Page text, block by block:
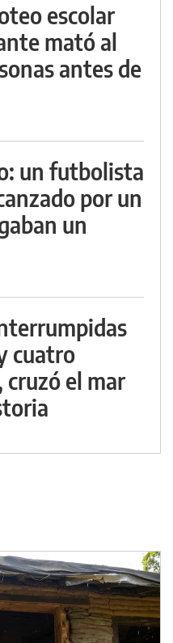
escolar
mató al
antes de
un futbolista
por un
un
cuatro
el mar